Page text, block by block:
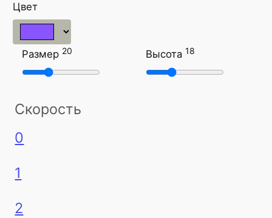
Цвет
Размер 20 Высота 18
Скорость
0
1
2